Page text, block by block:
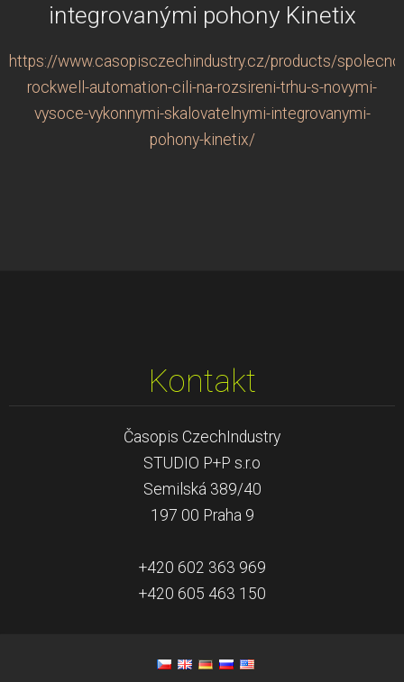
integrovanými pohony Kinetix
https://www.casopisczechindustry.cz/products/
rockwell-automation-cili-na-rozsireni-trhu-s-novymi-
vysoce-vykonnymi-skalovatelnymi-integrovanymi-
pohony-kinetix/
Kontakt
Časopis CzechIndustry
STUDIO P+P s.r.o
Semilská 389/40
197 00 Praha 9
+420 602 363 969
+420 605 463 150